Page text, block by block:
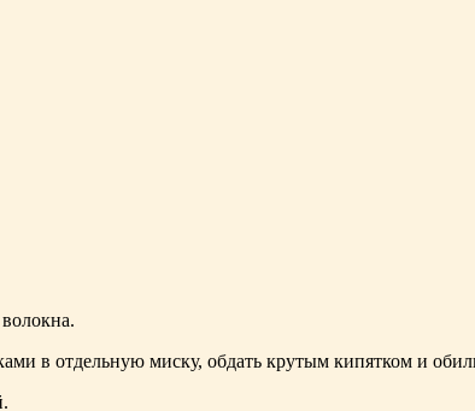
в отдельную миску, обдать крутым кипятком и